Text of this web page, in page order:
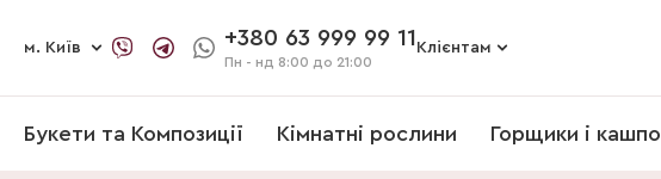
м. Київ +380 63 999 99 11
Пн - нд 8:00 до 21:00
Клієнтам
Букети та Композиції Кімнатні рослини Горщики і кашпо